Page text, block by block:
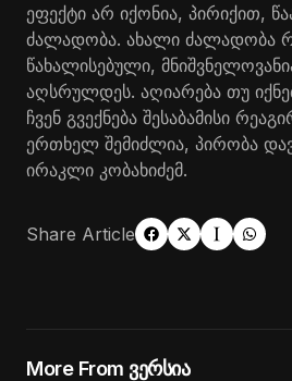
ეფექტი არ იქონია, პირიქით,
ძალადობა. ახალი ძალადობა
წახალისებული,
აღსრულდეს. აღიარება თუ
ჩვენ გვექნება შესაბამისი
ერთხელ შემიძლია, პირობა
ირაკლი კობახიძემ.
Share Article
More From ვერსია